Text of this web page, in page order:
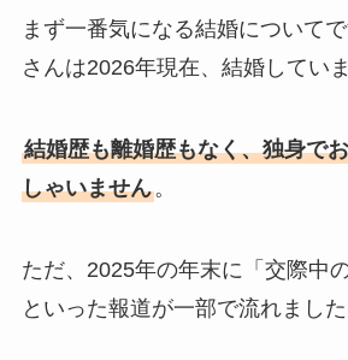
滝沢カレンと
の結婚の馴れ
斉藤由貴と夫
はガンホーの
バい！子供
まず一番気になる結婚について
さんは2026年現在、結婚していま
結婚歴も離婚歴もなく、独身で
しゃいません。
ただ、2025年の年末に「交際中
といった報道が一部で流れました